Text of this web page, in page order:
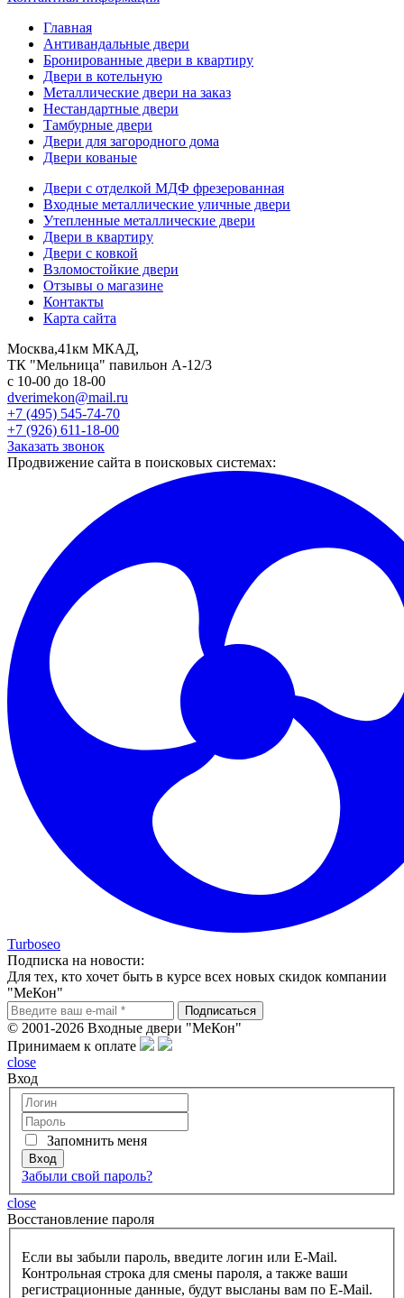
Главная
Антивандальные двери
Бронированные двери в квартиру
Двери в котельную
Металлические двери на заказ
Нестандартные двери
Тамбурные двери
Двери для загородного дома
Двери кованые
Двери с отделкой МДФ фрезерованная
Входные металлические уличные двери
Утепленные металлические двери
Двери в квартиру
Двери с ковкой
Взломостойкие двери
Отзывы о магазине
Контакты
Карта сайта
Москва,41км МКАД,
ТК "Мельница" павильон А-12/3
с 10-00 до 18-00
dverimekon@mail.ru
+7 (495) 545-74-70
+7 (926) 611-18-00
Заказать звонок
Продвижение сайта в поисковых системах:
Turboseo
Подписка на новости:
Для тех, кто хочет быть в курсе всех новых скидок компании
"МеКон"
© 2001-2026 Входные двери "МеКон"
Принимаем к оплате
close
Вход
Запомнить меня
Забыли свой пароль?
close
Восcтановление пароля
Если вы забыли пароль, введите логин или E-Mail.
Контрольная строка для смены пароля, а также ваши
регистрационные данные, будут высланы вам по E-Mail.